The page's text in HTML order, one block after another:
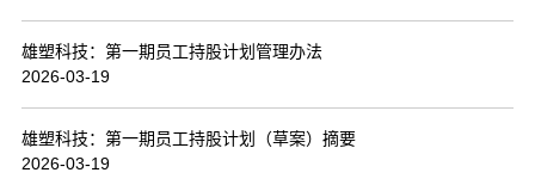
经典案例
联系我们
雄塑科技：第一期员工持股计划管理办法
2026-03-19
雄塑科技：第一期员工持股计划（草案）摘要
2026-03-19